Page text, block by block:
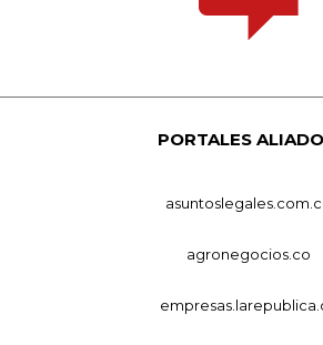
PORTALES
agronegocios.co